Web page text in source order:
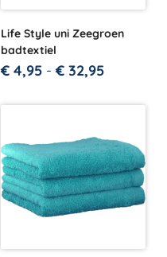
Life Style uni Zeegroen
badtextiel
€ 4,95 - € 32,95